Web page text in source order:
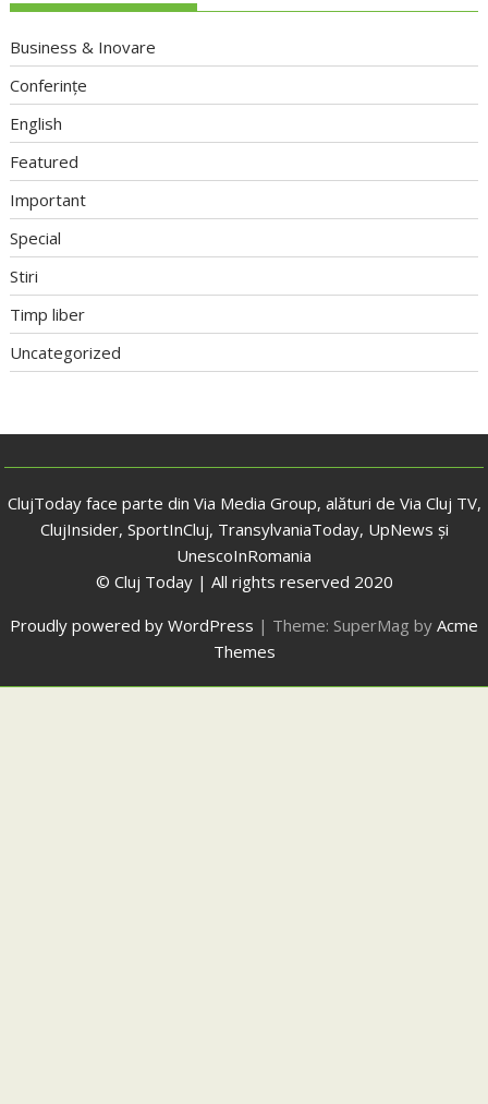
Business & Inovare
Conferințe
English
Featured
Important
Special
Stiri
Timp liber
Uncategorized
ClujToday face parte din Via Media Group, alături de Via Cluj TV,
ClujInsider, SportInCluj, TransylvaniaToday, UpNews și
UnescoInRomania
© Cluj Today | All rights reserved 2020
Proudly powered by WordPress | Theme: SuperMag by Acme
Themes